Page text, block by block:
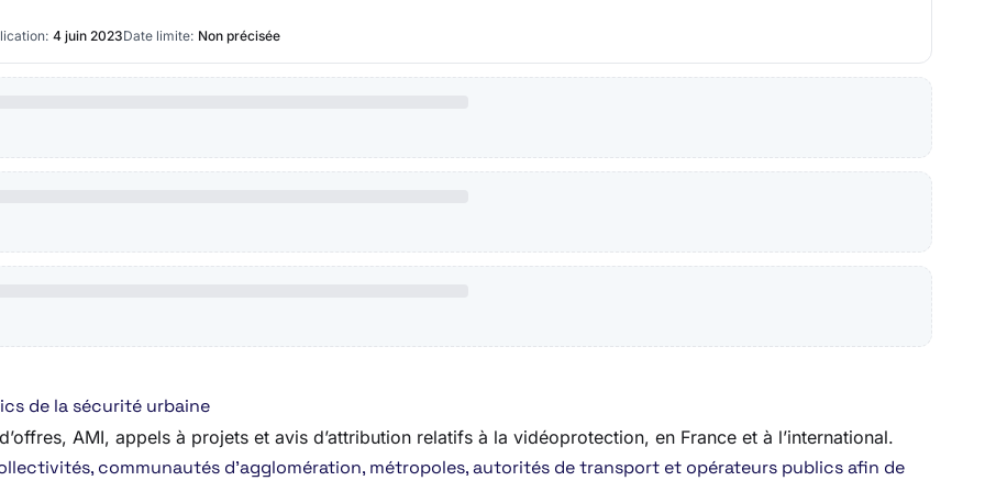
4 juin 2023Date limite: Non précisée
de la sécurité urbaine
AMI, appels à projets et avis d’attribution relatifs à la vidéoprotection, en France et à l’international.
communautés d’agglomération, métropoles, autorités de transport et opérateurs publics afin de